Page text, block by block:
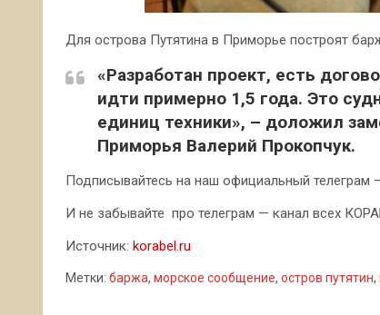
Для острова Путятина в Приморье построят
«Разработан проект, есть
идти примерно 1,5 года. Это
единиц техники», – доложил
Приморья Валерий Прокопчук.
Подписывайтесь на наш официальный телеграм
И не забывайте про телеграм — канал всех
Источник: korabel.ru
Метки: баржа, морское сообщение, остров путятин,